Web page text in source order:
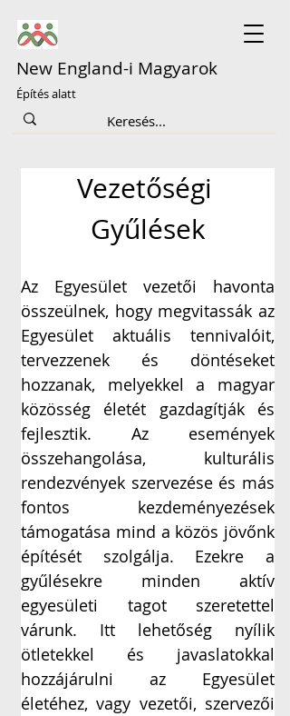
New England-i Magyarok
Építés alatt
Vezetőségi
Gyűlések
Az Egyesület vezetői havonta
összeülnek, hogy megvitassák az
Egyesület aktuális tennivalóit,
tervezzenek és döntéseket
hozzanak, melyekkel a magyar
közösség életét gazdagítják és
fejlesztik. Az események
összehangolása, kulturális
rendezvények szervezése és más
fontos kezdeményezések
támogatása mind a közös jövőnk
építését szolgálja. Ezekre a
gyűlésekre minden aktív
egyesületi tagot szeretettel
várunk. Itt lehetőség nyílik
ötletekkel és javaslatokkal
hozzájárulni az Egyesület
életéhez, vagy vezetői, szervezői